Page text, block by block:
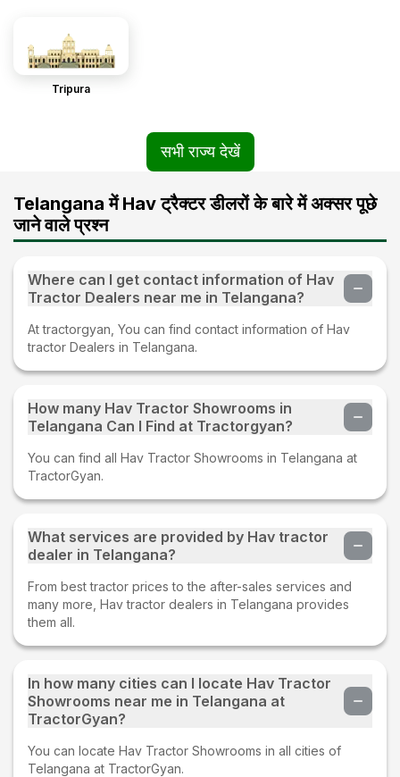
Tripura
सभी राज्य देखें
Telangana में Hav ट्रैक्टर डीलरों के बारे में अक्सर पूछे
जाने वाले प्रश्न
Where can I get contact information of Hav
Tractor Dealers near me in Telangana?
At tractorgyan, You can find contact information of Hav
tractor Dealers in Telangana.
How many Hav Tractor Showrooms in
Telangana Can I Find at Tractorgyan?
You can find all Hav Tractor Showrooms in Telangana at
TractorGyan.
What services are provided by Hav tractor
dealer in Telangana?
From best tractor prices to the after-sales services and
many more, Hav tractor dealers in Telangana provides
them all.
In how many cities can I locate Hav Tractor
Showrooms near me in Telangana at
TractorGyan?
You can locate Hav Tractor Showrooms in all cities of
Telangana at TractorGyan.